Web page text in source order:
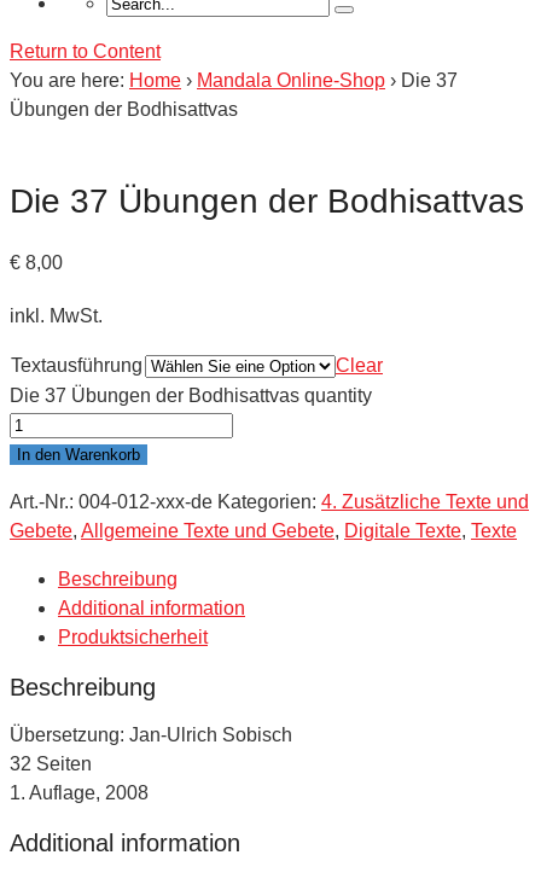
Return to Content
You are here: Home › Mandala Online-Shop › Die 37
Übungen der Bodhisattvas
Die 37 Übungen der Bodhisattvas
€ 8,00
inkl. MwSt.
Textausführung
Clear
Die 37 Übungen der Bodhisattvas quantity
In den Warenkorb
Art.-Nr.: 004-012-xxx-de Kategorien: 4. Zusätzliche Texte und
Gebete, Allgemeine Texte und Gebete, Digitale Texte, Texte
Beschreibung
Additional information
Produktsicherheit
Beschreibung
Übersetzung: Jan-Ulrich Sobisch
32 Seiten
1. Auflage, 2008
Additional information